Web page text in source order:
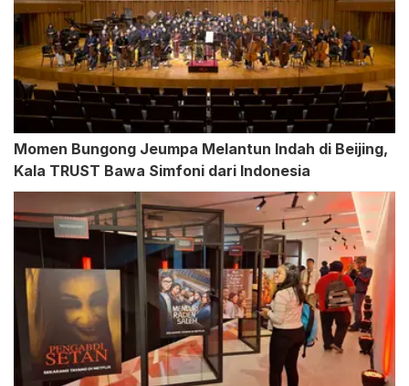
Momen Bungong Jeumpa Melantun Indah di Beijing,
Kala TRUST Bawa Simfoni dari Indonesia